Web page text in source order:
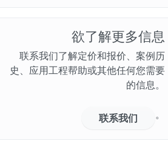
欲了解更多信息
联系我们了解定价和报价、案例历
史、应用工程帮助或其他任何您需要
的信息。
联系我们 。